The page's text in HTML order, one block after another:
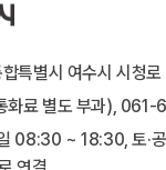
특별시 여수시 시청로
료 별도 부과), 061-
08:30 ~ 18:30, 토·